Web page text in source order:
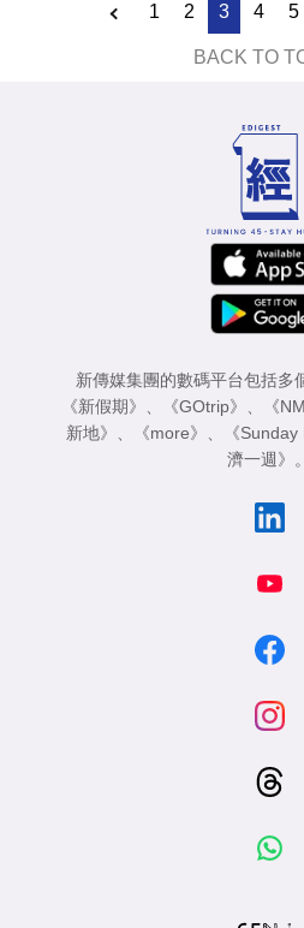
1 2 3 4 5
BACK TO
新傳媒集團的數碼平台包括多
《新假期》 、 《GOtrip》 、 《
新地》 、 《more》 、 《Sunday
濟一週》 。